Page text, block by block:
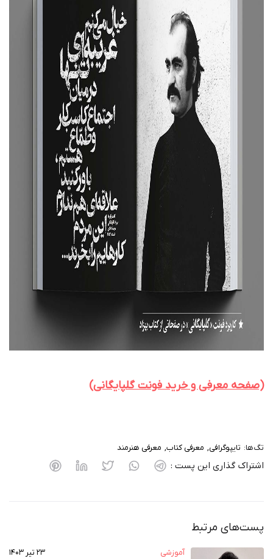
(صفحه معرفی و خرید فونت گلپایگانی)
تگ‌ها: تایپوگرافی معرفی کتاب معرفی هنرمند
اشتراک گذاری این پست :
پست‌های مرتبط
آموزشی ۲۳ تیر ۱۴۰۳